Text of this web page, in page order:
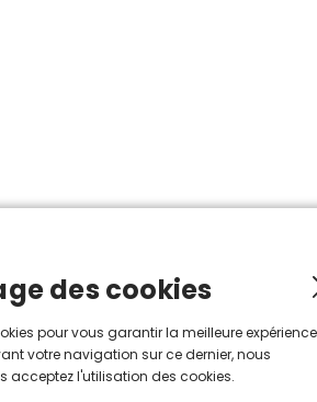
des cookies
pour vous garantir la meilleure
votre navigation sur ce dernier, nous
acceptez l'utilisation des cookies.